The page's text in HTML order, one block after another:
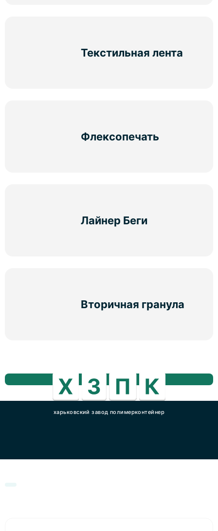
Текстильная лента
Флексопечать
Лайнер Беги
Вторичная гранула
харьковский завод полимерконтейнер